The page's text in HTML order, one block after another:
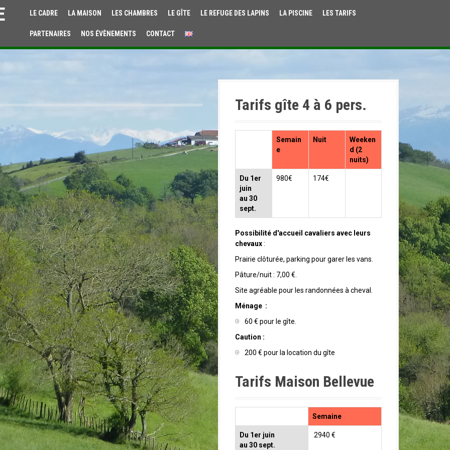
LE CADRE LA MAISON LES CHAMBRES LE GÎTE LE REFUGE DES LAPINS LA PISCINE LES TARIFS
PARTENAIRES NOS ÉVÈNEMENTS CONTACT
Tarifs gîte 4 à 6 pers.
Semain
e
Nuit
Weeken
d (2
nuits)
Du 1er
juin
au 30
sept.
980€ 174€
Possibilité d'accueil cavaliers avec leurs
chevaux:
Prairie clôturée, parking pour garer les vans.
Pâture/nuit : 7,00 €.
Site agréable pour les randonnées à cheval.
Ménage :
60 € pour le gîte.
Caution :
200 € pour la location du gîte
Tarifs Maison Bellevue
Semaine
Du 1er juin
au 30 sept.
2940 €